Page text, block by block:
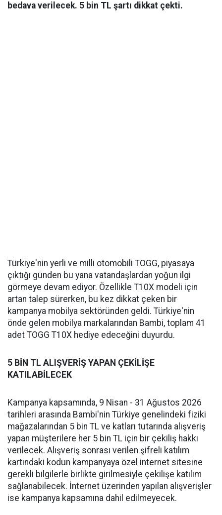
bedava verilecek. 5 bin TL şartı dikkat çekti.
Türkiye'nin yerli ve milli otomobili TOGG, piyasaya
çıktığı günden bu yana vatandaşlardan yoğun ilgi
görmeye devam ediyor. Özellikle T10X modeli için
artan talep sürerken, bu kez dikkat çeken bir
kampanya mobilya sektöründen geldi. Türkiye'nin
önde gelen mobilya markalarından Bambi, toplam 41
adet TOGG T10X hediye edeceğini duyurdu.
5 BİN TL ALIŞVERİŞ YAPAN ÇEKİLİŞE
KATILABİLECEK
Kampanya kapsamında, 9 Nisan - 31 Ağustos 2026
tarihleri arasında Bambi'nin Türkiye genelindeki fiziki
mağazalarından 5 bin TL ve katları tutarında alışveriş
yapan müşterilere her 5 bin TL için bir çekiliş hakkı
verilecek. Alışveriş sonrası verilen şifreli katılım
kartındaki kodun kampanyaya özel internet sitesine
gerekli bilgilerle birlikte girilmesiyle çekilişe katılım
sağlanabilecek. İnternet üzerinden yapılan alışverişler
ise kampanya kapsamına dahil edilmeyecek.